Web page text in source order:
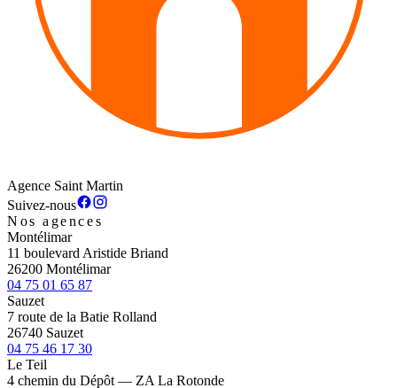
Agence Saint Martin
Suivez-nous
Nos agences
Montélimar
11 boulevard Aristide Briand
26200 Montélimar
04 75 01 65 87
Sauzet
7 route de la Batie Rolland
26740 Sauzet
04 75 46 17 30
Le Teil
4 chemin du Dépôt — ZA La Rotonde